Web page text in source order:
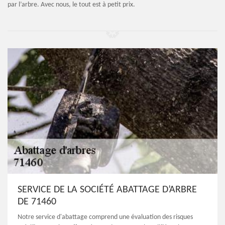
par l’arbre. Avec nous, le tout est à petit prix.
SERVICE DE LA SOCIÉTÉ ABATTAGE D’ARBRE
DE 71460
Notre service d'abattage comprend une évaluation des risques